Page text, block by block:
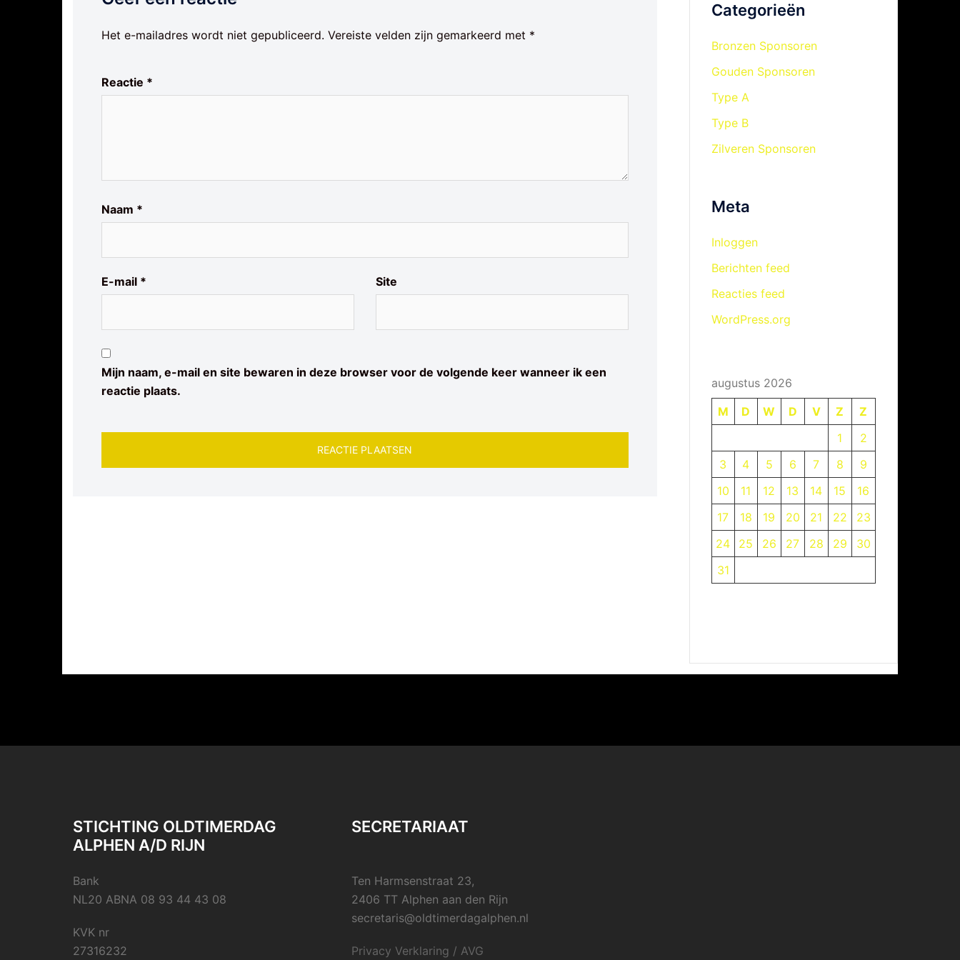
Het e-mailadres wordt niet gepubliceerd. Vereiste velden zijn gemarkeerd met *
Reactie *
Naam *
E-mail * Site
Mijn naam, e-mail en site bewaren in deze browser voor de volgende keer wanneer ik een
reactie plaats.
Categorieën
Bronzen Sponsoren
Gouden Sponsoren
Type A
Type B
Zilveren Sponsoren
Meta
Inloggen
Berichten feed
Reacties feed
WordPress.org
augustus 2026
M
D W D V Z
Z
1
2
3
4 5 6 7 8
9
10
11 12 13 14 15
16
17
18 19 20 21 22
23
24
25 26 27 28 29
30
31
STICHTING OLDTIMERDAG
ALPHEN A/D RIJN
Bank
NL20 ABNA 08 93 44 43 08
KVK nr
27316232
SECRETARIAAT
Ten Harmsenstraat 23,
2406 TT Alphen aan den Rijn
secretaris@oldtimerdagalphen.nl
Privacy Verklaring / AVG